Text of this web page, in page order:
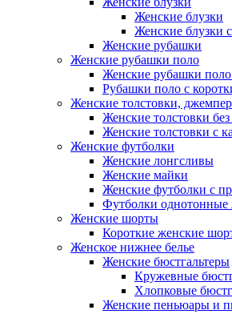
Женские блузки
Женские блузки
Женские рубашки
Женские рубашки поло
Женские рубашки
Рубашки поло с
Женские толстовки,
Женские толстовки
Женские толстовки с
Женские футболки
Женские лонгсливы
Женские майки
Женские футболки с
Футболки однотонные
Женские шорты
Короткие женские
Женское нижнее белье
Женские бюстгальтеры
Кружевные
Хлопковые
Женские пеньюары и